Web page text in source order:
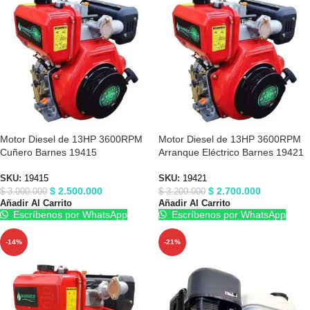
Motor Diesel de 13HP 3600RPM
Cuñero Barnes 19415
SKU: 19415
$3.000.000 $ 2.500.000
Añadir Al Carrito
Escríbenos por WhatsApp
Motor Diesel de 13HP 3600RPM
Arranque Eléctrico Barnes 19421
SKU: 19421
$3.200.000 $ 2.700.000
Añadir Al Carrito
Escríbenos por WhatsApp
-14% -21%